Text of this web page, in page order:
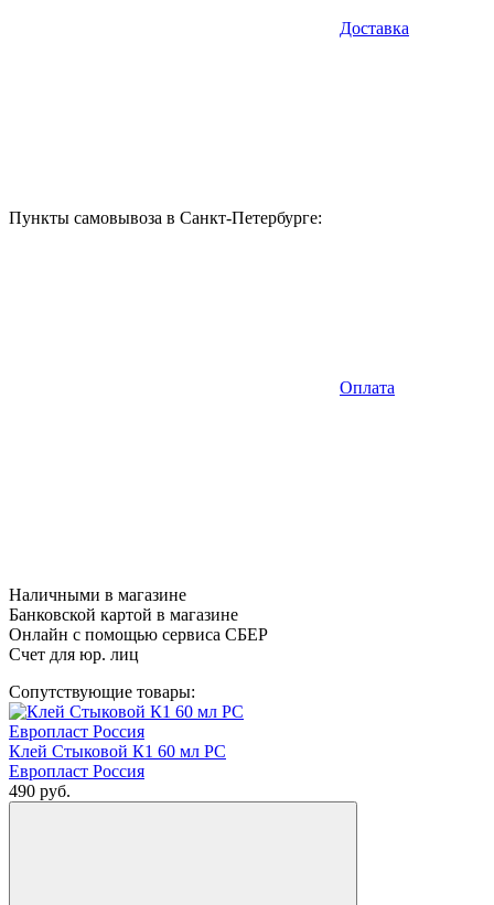
Доставка
Пункты самовывоза в Санкт-Петербурге:
Оплата
Наличными в магазине
Банковской картой в магазине
Онлайн с помощью сервиса СБЕР
Счет для юр. лиц
Сопутствующие товары:
Клей Стыковой К1 60 мл РС
Европласт Россия
490 руб.